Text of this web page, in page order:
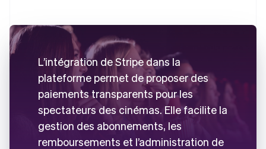
L’intégration de Stripe dans la
plateforme permet de proposer des
paiements transparents pour les
spectateurs des cinémas. Elle facilite la
gestion des abonnements, les
remboursements et l’administration de